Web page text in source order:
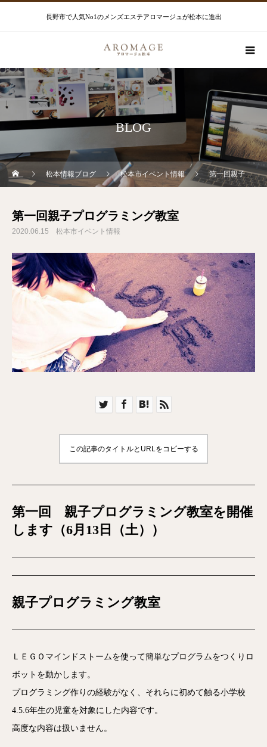
長野市で人気No1のメンズエステアロマージュが松本に進出
BLOG
松本情報ブログ 松本市イベント情報 第一回親子プログラミング教室
第一回親子プログラミング教室
2020.06.15 松本市イベント情報
この記事のタイトルとURLをコピーする
第一回 親子プログラミング教室を開催
します（6月13日（土））
親子プログラミング教室
ＬＥＧＯマインドストームを使って簡単なプログラムをつくりロ
ボットを動かします。
プログラミング作りの経験がなく、それらに初めて触る小学校
4.5.6年生の児童を対象にした内容です。
高度な内容は扱いません。